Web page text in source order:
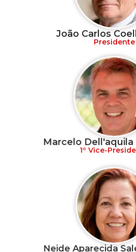
João Carlos
Presidente
Marcelo Dell'aquila
1º Vice-